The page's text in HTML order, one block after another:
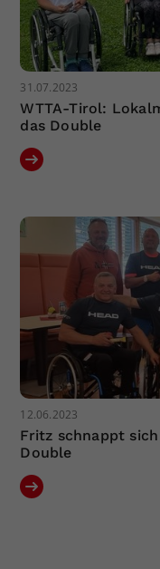
31.07.2023
WTTA-Tirol:
das Double
12.06.2023
Fritz schnappt
Double